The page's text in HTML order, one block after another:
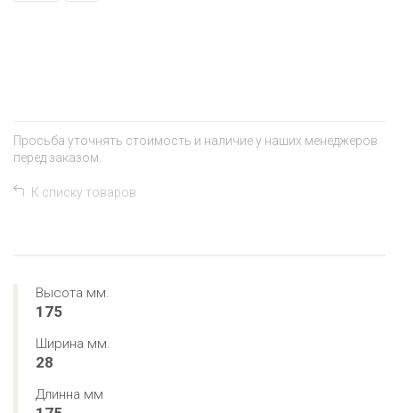
Просьба уточнять стоимость и наличие у наших менеджеров
перед заказом.
К списку товаров
Высота мм.
175
Ширина мм.
28
Длинна мм